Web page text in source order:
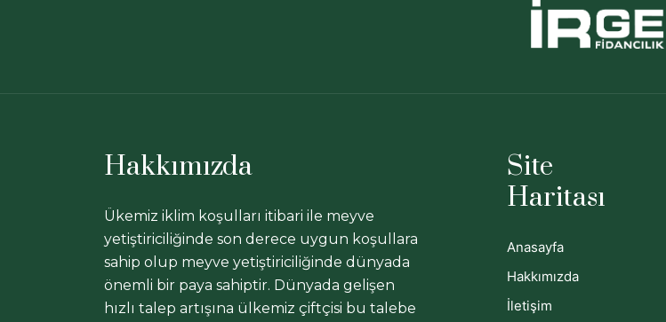
Hakkımızda
Ükemiz iklim koşulları itibari ile meyve
yetiştiriciliğinde son derece uygun koşullara
sahip olup meyve yetiştiriciliğinde dünyada
önemli bir paya sahiptir. Dünyada gelişen
hızlı talep artışına ülkemiz çiftçisi bu talebe
Site
Haritası
Anasayfa
Hakkımızda
İletişim